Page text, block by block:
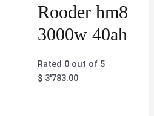
Rooder hm8
3000w 40ah
Rated 0out of 5
$3'783.00